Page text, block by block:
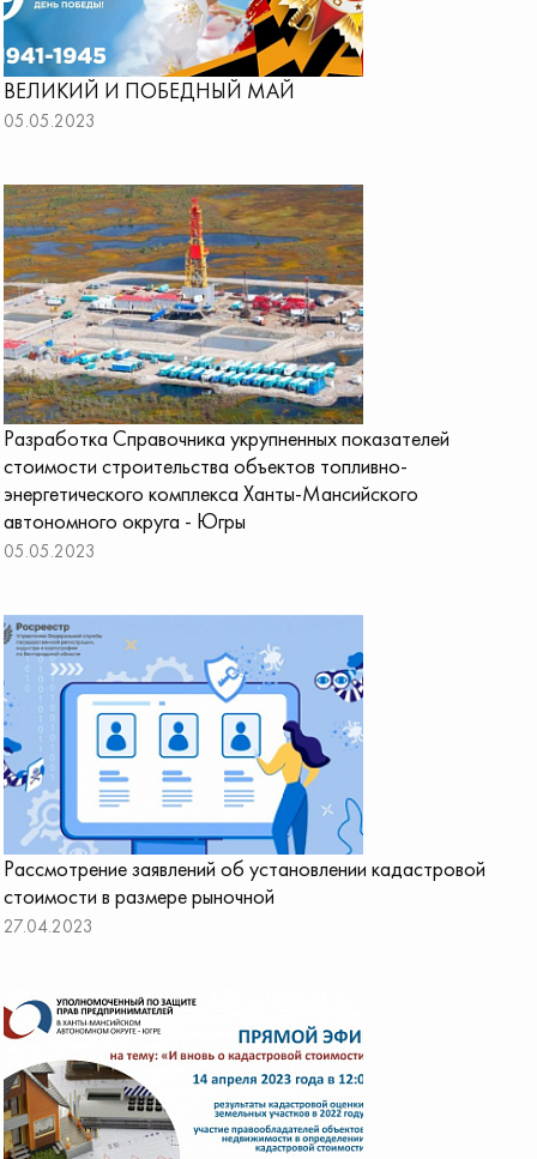
ВЕЛИКИЙ И ПОБЕДНЫЙ МАЙ
05.05.2023
Разработка Справочника укрупненных показателей
стоимости строительства объектов топливно-
энергетического комплекса Ханты-Мансийского
автономного округа - Югры
05.05.2023
Рассмотрение заявлений об установлении кадастровой
стоимости в размере рыночной
27.04.2023